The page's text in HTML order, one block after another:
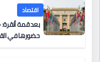
اقتصاد
بعد قمة أنقرة:
حضورها في